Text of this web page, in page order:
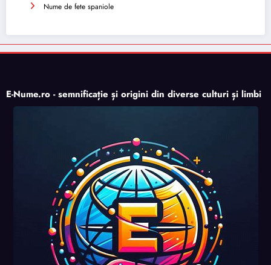
Nume de fete spaniole
E-Nume.ro - semnificație și origini din diverse culturi și limbi